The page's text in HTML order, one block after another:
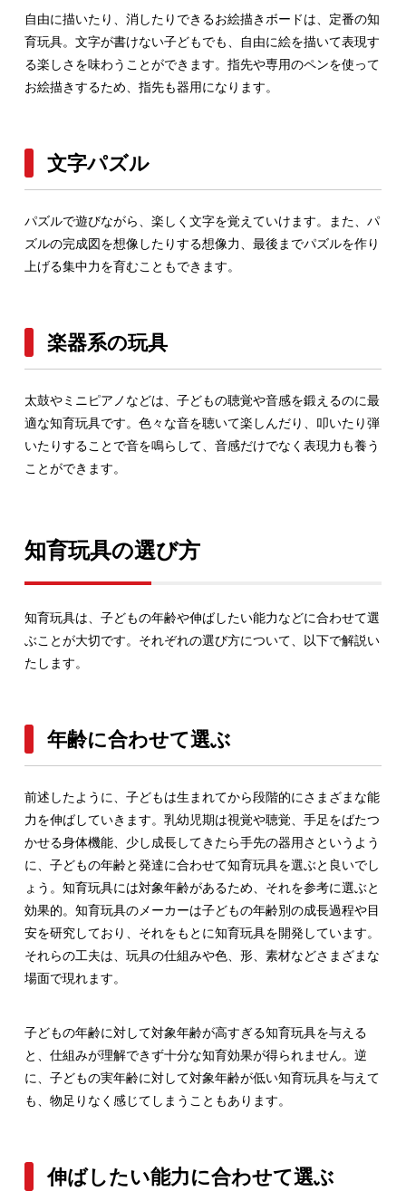
自由に描いたり、消したりできるお絵描きボードは、定番の知
育玩具。文字が書けない子どもでも、自由に絵を描いて表現す
る楽しさを味わうことができます。指先や専用のペンを使って
お絵描きするため、指先も器用になります。
文字パズル
パズルで遊びながら、楽しく文字を覚えていけます。また、パ
ズルの完成図を想像したりする想像力、最後までパズルを作り
上げる集中力を育むこともできます。
楽器系の玩具
太鼓やミニピアノなどは、子どもの聴覚や音感を鍛えるのに最
適な知育玩具です。色々な音を聴いて楽しんだり、叩いたり弾
いたりすることで音を鳴らして、音感だけでなく表現力も養う
ことができます。
知育玩具の選び方
知育玩具は、子どもの年齢や伸ばしたい能力などに合わせて選
ぶことが大切です。それぞれの選び方について、以下で解説い
たします。
年齢に合わせて選ぶ
前述したように、子どもは生まれてから段階的にさまざまな能
力を伸ばしていきます。乳幼児期は視覚や聴覚、手足をばたつ
かせる身体機能、少し成長してきたら手先の器用さというよう
に、子どもの年齢と発達に合わせて知育玩具を選ぶと良いでし
ょう。知育玩具には対象年齢があるため、それを参考に選ぶと
効果的。知育玩具のメーカーは子どもの年齢別の成長過程や目
安を研究しており、それをもとに知育玩具を開発しています。
それらの工夫は、玩具の仕組みや色、形、素材などさまざまな
場面で現れます。
子どもの年齢に対して対象年齢が高すぎる知育玩具を与える
と、仕組みが理解できず十分な知育効果が得られません。逆
に、子どもの実年齢に対して対象年齢が低い知育玩具を与えて
も、物足りなく感じてしまうこともあります。
伸ばしたい能力に合わせて選ぶ